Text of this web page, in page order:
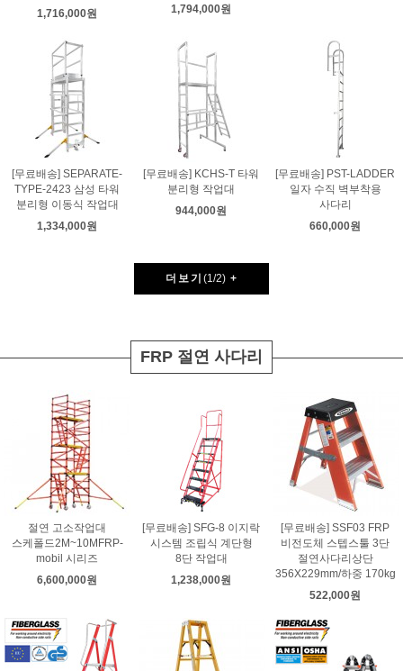
1,716,000원
1,794,000원
[무료배송] SEPARATE-
TYPE-2423 삼성 타워
분리형 이동식 작업대
1,334,000원
[무료배송] KCHS-T 타워
분리형 작업대
944,000원
[무료배송] PST-LADDER
일자 수직 벽부착용
사다리
660,000원
더보기 (1/2)+
FRP 절연 사다리
절연 고소작업대
스케폴드2M~10MFRP-
mobil 시리즈
6,600,000원
[무료배송] SFG-8 이지락
시스템 조립식 계단형
8단 작업대
1,238,000원
[무료배송] SSF03 FRP
비전도체 스텝스툴 3단
절연사다리상단
356X229mm/하중 170kg
522,000원